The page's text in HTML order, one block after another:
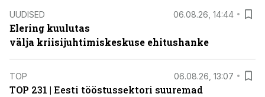
UUDISED 06.08.26, 14:44
Elering kuulutas
välja kriisijuhtimiskeskuse ehitushanke
TOP 06.08.26, 13:07
TOP 231 | Eesti tööstussektori suuremad